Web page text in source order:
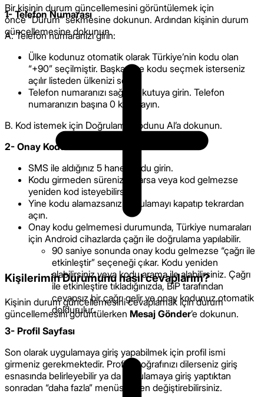
1- Telefon Numarası
A. Telefon numaranızı girin:
Ülke kodunuz otomatik olarak Türkiye’nin kodu olan
“+90” seçilmiştir. Başka ülke kodu seçmek isterseniz
açılır listeden ülkenizi seçin.
Telefon numaranızı sağdaki kutuya girin. Telefon
numaranızın başına 0 koymayın.
B. Kod istemek için Doğrulama Kodunu Al’a dokunun.
2- Onay Kodu
SMS ile aldığınız 5 haneli kodu girin.
Kodu girmeden süreniz dolarsa veya kod gelmezse
yeniden kod isteyebilirsiniz.
Yine kodu alamazsanız uygulamayı kapatıp tekrardan
açın.
Onay kodu gelmemesi durumunda, Türkiye numaraları
için Android cihazlarda çağrı ile doğrulama yapılabilir.
90 saniye sonunda onay kodu gelmezse “çağrı ile
etkinleştir” seçeneği çıkar. Kodu yeniden
alabilirsiniz veya kodu arama ile alabilirsiniz. Çağrı
ile etkinleştire tıkladığınızda, BiP tarafından
cevapsız bir çağrı gelir ve onay kodunuz otomatik
doldurulur.
3- Profil Sayfası
Son olarak uygulamaya giriş yapabilmek için profil ismi
girmeniz gerekmektedir. Profil fotoğrafınızı dilerseniz giriş
esnasında belirleyebilir ya da uygulamaya giriş yaptıktan
sonradan “daha fazla” menüsünden değiştirebilirsiniz.
Bir kişinin durum güncellemesini görüntülemek için
önce "Durum" sekmesine dokunun. Ardından kişinin durum
güncellemesine dokunun.
Kişilerimin Durumunu nasıl cevaplarım?
Kişinin durum güncellemesini cevaplamak için durum
güncellemesini görüntülerken Mesaj Gönder’e dokunun.